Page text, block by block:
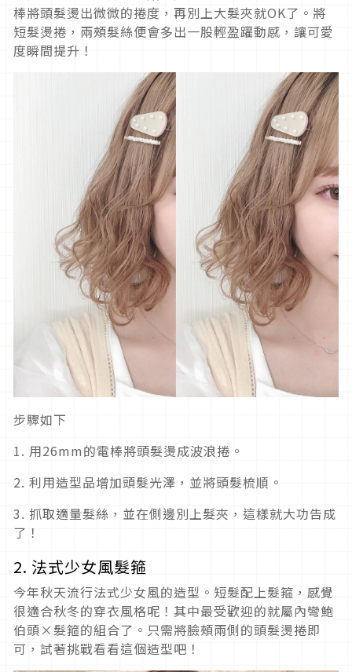
棒將頭髮燙出微微的捲度，再別上大髮夾就OK了。將
短髮燙捲，兩頰髮絲便會多出一股輕盈躍動感，讓可愛
度瞬間提升！
步驟如下
1. 用26mm的電棒將頭髮燙成波浪捲。
2. 利用造型品增加頭髮光澤，並將頭髮梳順。
3. 抓取適量髮絲，並在側邊別上髮夾，這樣就大功告成
了！
2. 法式少女風髮箍
今年秋天流行法式少女風的造型。短髮配上髮箍，感覺
很適合秋冬的穿衣風格呢！其中最受歡迎的就屬內彎鮑
伯頭×髮箍的組合了。只需將臉頰兩側的頭髮燙捲即
可，試著挑戰看看這個造型吧！